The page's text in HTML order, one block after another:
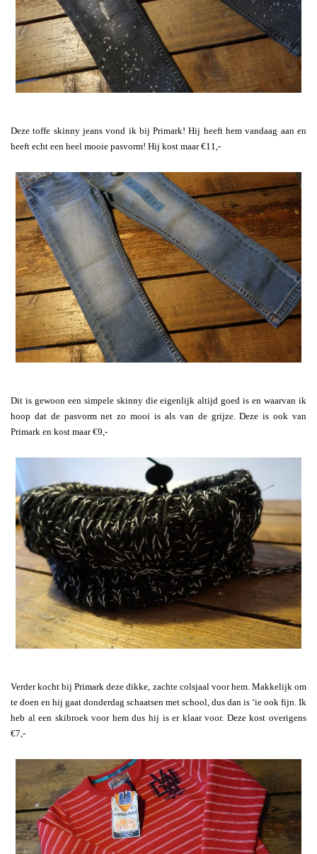
Deze toffe skinny jeans vond ik bij Primark! Hij heeft hem vandaag aan en
heeft echt een heel mooie pasvorm! Hij kost maar €11,-
Dit is gewoon een simpele skinny die eigenlijk altijd goed is en waarvan ik
hoop dat de pasvorm net zo mooi is als van de grijze. Deze is ook van
Primark en kost maar €9,-
Verder kocht bij Primark deze dikke, zachte colsjaal voor hem. Makkelijk om
te doen en hij gaat donderdag schaatsen met school, dus dan is ‘ie ook fijn. Ik
heb al een skibroek voor hem dus hij is er klaar voor. Deze kost overigens
€7,-